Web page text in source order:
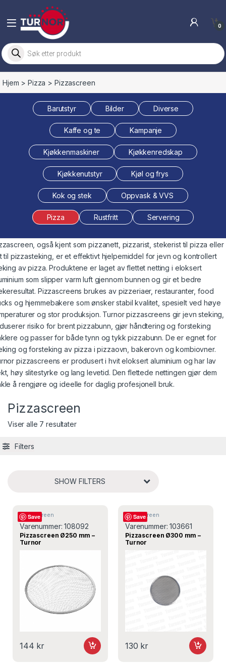
Skip to navigation
Skip to content
0
Products search
Hjem >Pizza > Pizzascreen
Barutstyr Bilder Diverse
Kaffe og te Kampanje
Kjøkkenmaskiner Kjøkkenredskap
Kjøkkenutstyr Kjøl og frys
Kok og stek Oppvask & VVS
Pizza Rustfritt Servering
også kjent som pizzanett, pizzarist, stekerist til pizza eller
til pizzasteking, er et effektivt hjelpemiddel for jevn og kontrollert
av pizza. Produktene er laget av flettet netting i eloksert
som slipper varm luft gjennom bunnen og gir et bedre
Pizzascreens brukes av pizzeriaer, restauranter, food
og hjemmebakere som ønsker stabil kvalitet, spesielt ved høye
og stor produksjon. Turnor pizzascreens gir jevn steking,
risiko for brent pizzabunn, gjør håndtering og forsteking
og passer for både tynn og tykk pizzabunn. De er egnet for
og forsteking av pizza i pizzaovn, bakerovn og kombiovner.
pizzascreens er produsert i hvit eloksert aluminium og har lav
høy slitestyrke og lang levetid. Den flettede nettingen gjør dem
å rengjøre og ideelle for daglig profesjonell bruk.
Pizzascreen
Viser alle 7 resultater
Filters
SHOW FILTERS
Save
Pizzascreen
Varenummer:108092
Pizzascreen Ø250 mm –
Turnor
144 kr
Save
Pizzascreen
Varenummer:103661
Pizzascreen Ø300 mm –
Turnor
130 kr